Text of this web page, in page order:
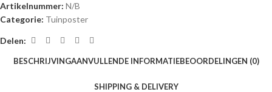
Artikelnummer: N/B
Categorie: Tuinposter
Delen:
BESCHRIJVINGAANVULLENDE INFORMATIEBEOORDELINGEN (0)
SHIPPING & DELIVERY